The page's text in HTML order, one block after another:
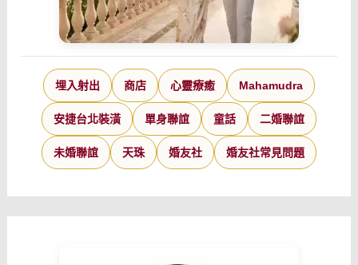
埋入射出 商店 心靈療癒 Mahamudra
安捷台北裝潢 單身聯誼 童話 二婚聯誼
未婚聯誼 天珠 婚友社 婚友社常見問題